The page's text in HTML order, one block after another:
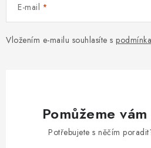
E-mail
Vložením e-mailu souhlasíte s
Pomůžeme
Potřebujete s něčím